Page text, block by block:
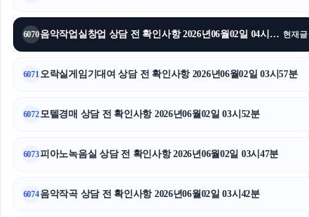
6070 음악작업실창업 상담 전 확인사항 2026년06월02일 04시02분 현재글
6071 오락실게임기대여 상담 전 확인사항 2026년06월02일 03시57분
6072모텔경매 상담 전 확인사항 2026년06월02일 03시52분
6073피아노녹음실 상담 전 확인사항 2026년06월02일 03시47분
6074음악작곡 상담 전 확인사항 2026년06월02일 03시42분